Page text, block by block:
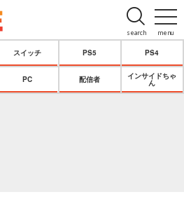
menu
search
スイッチ PS5 PS4
PC 配信者
インサイドちゃ
ん